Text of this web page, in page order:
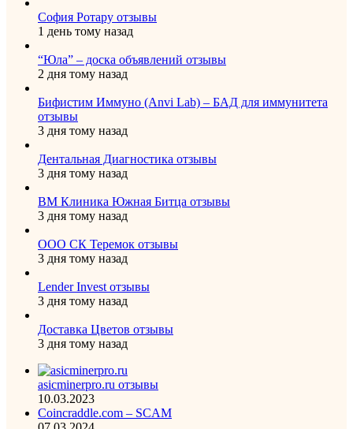
София Ротару отзывы
1 день тому назад
“Юла” – доска объявлений отзывы
2 дня тому назад
Бифистим Иммуно (Anvi Lab) – БАД для иммунитета
отзывы
3 дня тому назад
Дентальная Диагностика отзывы
3 дня тому назад
ВМ Клиника Южная Битца отзывы
3 дня тому назад
ООО СК Теремок отзывы
3 дня тому назад
Lender Invest отзывы
3 дня тому назад
Доставка Цветов отзывы
3 дня тому назад
asicminerpro.ru отзывы
10.03.2023
Coincraddle.com – SCAM